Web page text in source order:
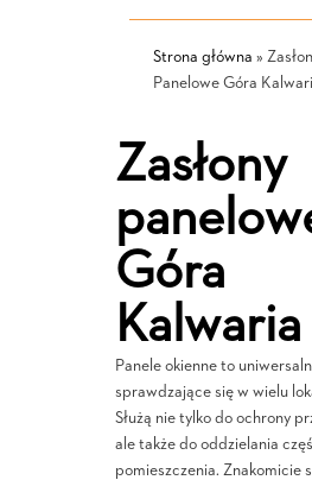
Strona główna »
Panelowe Góra
Zasłony
Góra
Kalwaria
Panele okienne to
sprawdzające się w wielu
Służą nie tylko do ochrony
ale także do oddzielania
pomieszczenia. Znakomicie